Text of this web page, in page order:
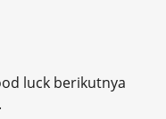
luck berikutnya